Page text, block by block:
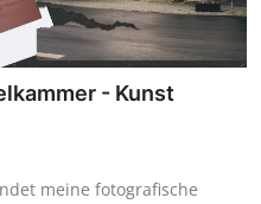
- Kunst
meine fotografische